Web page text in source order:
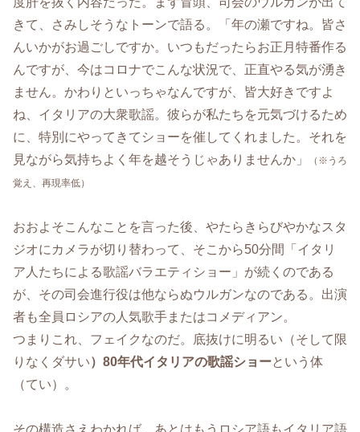
きて、さみしそうなトーンで語る。「年の瀬ですね。皆さ
んいかがお過ごしですか。いつもだったらお正月特番作る
んですが、今はコロナでこんな状況で、正直やる気が湧き
ません。かわりといっちゃなんですが、皆大好きですよ
ね、イタリアの大衆歌謡。彼らが私たちを元気づけるため
に、特別にやってきてショーを催してくれました。それを
見ながら気持ちよく年を越そうじゃありませんか」
（※うろ
覚え、再現率低）
おおよそこんなことを言った後、やたらきらびやかなスタ
ジオにカメラが切り替わって、そこから50分間「イタリ
ア人たちによる歌謡バラエティショー」が続くのである
が、その司会進行役は他ならぬウルガンなのである。出演
者も全員ロシアの人気歌手またはコメディアン。
つまりこれ、フェイクなのだ。底抜けに明るい（そして限
りなくダサい）80年代イタリアの歌謡ショーという体
（てい）。
その構造さえわかれば、あとはもうロシア語もイタリア語